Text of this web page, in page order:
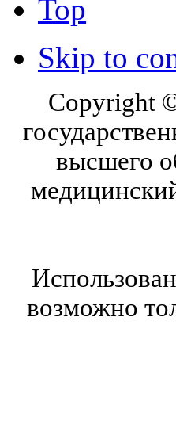
Top
Skip to
Copyright
высшего
возможно